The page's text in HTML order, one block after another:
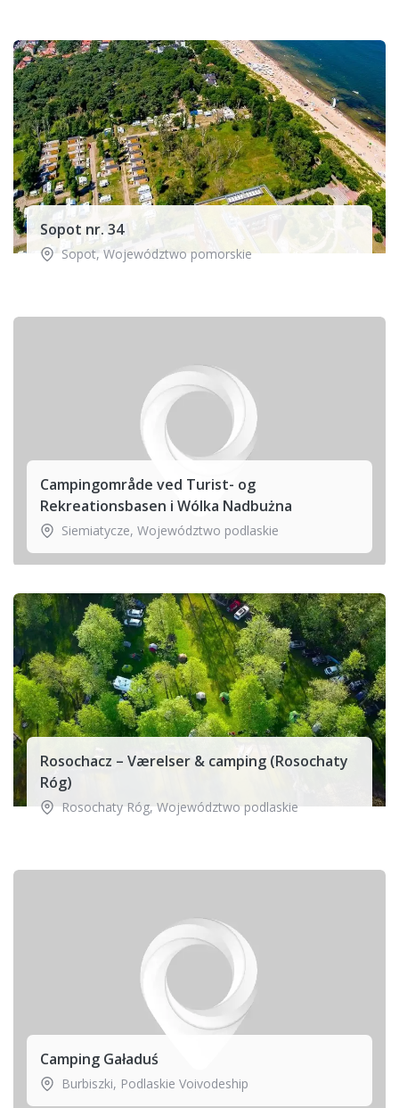
Sopot nr. 34
Sopot, Województwo pomorskie
Campingområde ved Turist- og
Rekreationsbasen i Wólka Nadbużna
Siemiatycze, Województwo podlaskie
Rosochacz – Værelser & camping (Rosochaty
Róg)
Rosochaty Róg, Województwo podlaskie
Camping Gaładuś
Burbiszki, Podlaskie Voivodeship